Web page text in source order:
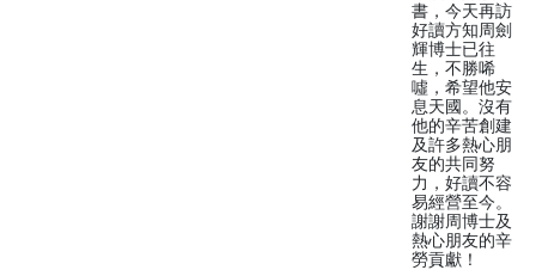
書，今天再訪
好讀方知周劍
輝博士已往
生，不勝唏
噓，希望他安
息天國。沒有
他的辛苦創建
及許多熱心朋
友的共同努
力，好讀不容
易經營至今。
謝謝周博士及
熱心朋友的辛
勞貢獻！